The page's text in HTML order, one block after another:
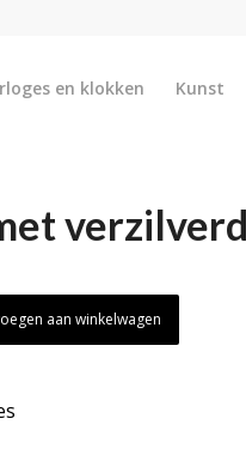
en klokken Kunst
aan winkelwagen